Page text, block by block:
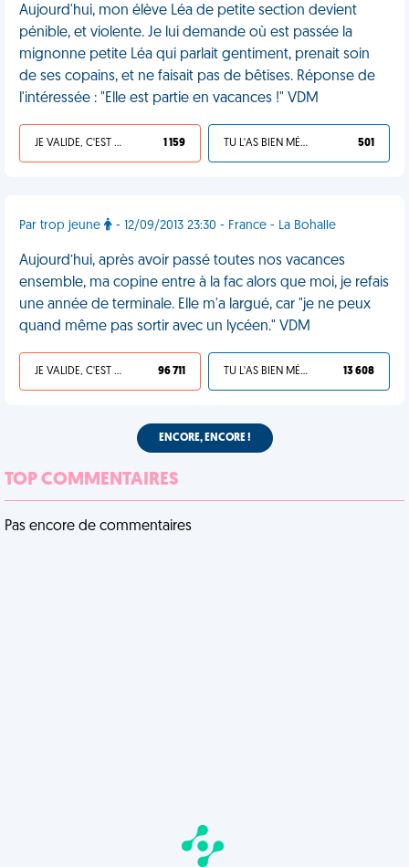
Aujourd'hui, mon élève Léa de petite section devient
pénible, et violente. Je lui demande où est passée la
mignonne petite Léa qui parlait gentiment, prenait soin
de ses copains, et ne faisait pas de bêtises. Réponse de
l'intéressée : "Elle est partie en vacances !" VDM
JE VALIDE, C'EST UNE VDM 1 159 TU L'AS BIEN MÉRITÉ 501
Par trop jeune - 12/09/2013 23:30 - France - La Bohalle
Aujourd’hui, après avoir passé toutes nos vacances
ensemble, ma copine entre à la fac alors que moi, je refais
une année de terminale. Elle m'a largué, car "je ne peux
quand même pas sortir avec un lycéen." VDM
JE VALIDE, C'EST UNE VDM 96 711 TU L'AS BIEN MÉRITÉ 13 608
ENCORE, ENCORE !
TOP COMMENTAIRES
Pas encore de commentaires